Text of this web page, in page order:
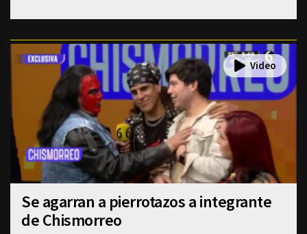
Se agarran a pierrotazos a integrante
de Chismorreo